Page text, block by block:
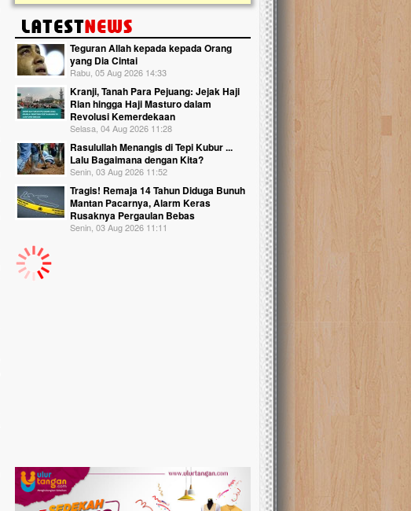
Teguran Allah kepada kepada Orang
yang Dia Cintai
Rabu, 05 Aug 2026 14:33
Kranji, Tanah Para Pejuang: Jejak Haji
Rian hingga Haji Masturo dalam
Revolusi Kemerdekaan
Selasa, 04 Aug 2026 11:28
Rasulullah Menangis di Tepi Kubur ...
Lalu Bagaimana dengan Kita?
Senin, 03 Aug 2026 11:52
Tragis! Remaja 14 Tahun Diduga Bunuh
Mantan Pacarnya, Alarm Keras
Rusaknya Pergaulan Bebas
Senin, 03 Aug 2026 11:11